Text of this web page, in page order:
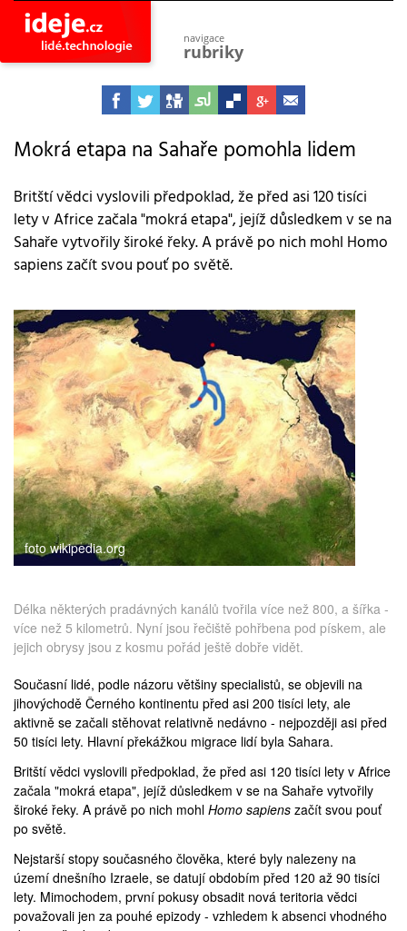
navigace
rubriky
astro
vesmír
projekty
společnost
objevy
vynálezy
planeta
pokrok
technologie
tajemství
firmy
zdraví
medicína
Mokrá etapa na Sahaře pomohla lidem
Britští vědci vyslovili předpoklad, že před asi 120 tisíci
lety v Africe začala "mokrá etapa", jejíž důsledkem v se na
Sahaře vytvořily široké řeky. A právě po nich mohl Homo
sapiens začít svou pouť po světě.
foto wikipedia.org
Délka některých pradávných kanálů tvořila více než 800, a šířka -
více než 5 kilometrů. Nyní jsou řečiště pohřbena pod pískem, ale
jejich obrysy jsou z kosmu pořád ještě dobře vidět.
Současní lidé, podle názoru většiny specialistů, se objevili na
jihovýchodě Černého kontinentu před asi 200 tisíci lety, ale
aktivně se začali stěhovat relativně nedávno - nejpozději asi před
50 tisíci lety. Hlavní překážkou migrace lidí byla Sahara.
Britští vědci vyslovili předpoklad, že před asi 120 tisíci lety v Africe
začala "mokrá etapa", jejíž důsledkem v se na Sahaře vytvořily
široké řeky. A právě po nich mohl Homo sapiens začít svou pouť
po světě.
Nejstarší stopy současného člověka, které byly nalezeny na
území dnešního Izraele, se datují obdobím před 120 až 90 tisíci
lety. Mimochodem, první pokusy obsadit nová teritoria vědci
považovali jen za pouhé epizody - vzhledem k absenci vhodného